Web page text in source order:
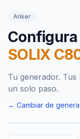
Anker
Configura
SOLIX
Tu generador.
un solo paso.
← Cambiar de
está
Agrega
con el
botón
y
págalos
todos